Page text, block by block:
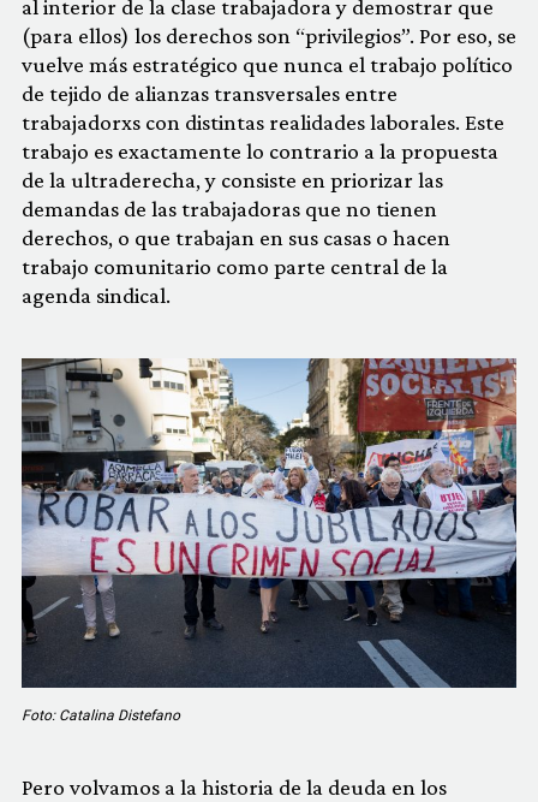
al interior de la clase trabajadora y demostrar que
(para ellos) los derechos son “privilegios”. Por eso, se
vuelve más estratégico que nunca el trabajo político
de tejido de alianzas transversales entre
trabajadorxs con distintas realidades laborales. Este
trabajo es exactamente lo contrario a la propuesta
de la ultraderecha, y consiste en priorizar las
demandas de las trabajadoras que no tienen
derechos, o que trabajan en sus casas o hacen
trabajo comunitario como parte central de la
agenda sindical.
Foto: Catalina Distefano
Pero volvamos a la historia de la deuda en los